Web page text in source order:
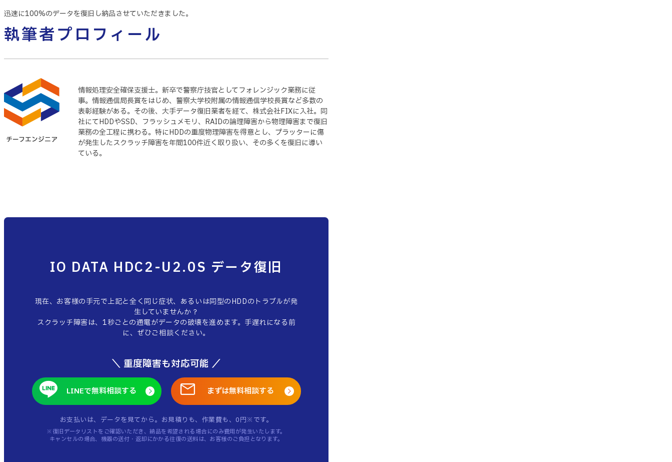
迅速に100%のデータを復旧し納品させていただきました。
執筆者プロフィール
情報処理安全確保支援士。新卒で警察庁技官としてフォレンジック業務に従
事。情報通信局長賞をはじめ、警察大学校附属の情報通信学校長賞など多数の
表彰経験がある。その後、大手データ復旧業者を経て、株式会社FIXに入社。同
社にてHDDやSSD、フラッシュメモリ、RAIDの論理障害から物理障害まで復旧
業務の全工程に携わる。特にHDDの重度物理障害を得意とし、プラッターに傷
が発生したスクラッチ障害を年間100件近く取り扱い、その多くを復旧に導い
ている。
チーフエンジニア
IO DATA HDC2-U2.0S データ復旧
現在、お客様の手元で上記と全く同じ症状、あるいは同型のHDDのトラブルが発
生していませんか？
スクラッチ障害は、1秒ごとの通電がデータの破壊を進めます。手遅れになる前
に、ぜひご相談ください。
＼ 重度障害も対応可能 ／
LINEで無料相談する まずは無料相談する
お支払いは、データを見てから。 お見積りも、作業費も、0円※です。
※復旧データリストをご確認いただき、納品を希望される場合にのみ費用が発生いたします。
キャンセルの場合、機器の送付・返却にかかる往復の送料は、お客様のご負担となります。